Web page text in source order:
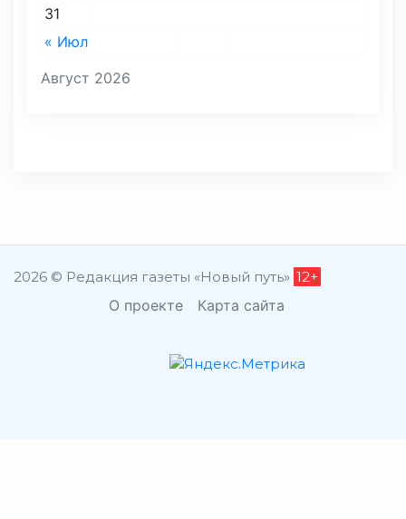
Август 2026
« Июл
31
2026 © Редакция газеты «Новый путь» 12+
О проекте Карта сайта